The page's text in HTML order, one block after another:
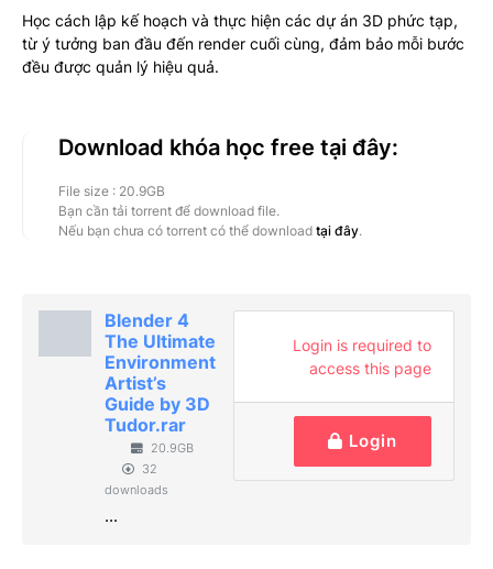
Học cách lập kế hoạch và thực hiện các dự án 3D phức tạp,
từ ý tưởng ban đầu đến render cuối cùng, đảm bảo mỗi bước
đều được quản lý hiệu quả.
Download khóa học free tại đây:
File size : 20.9GB
Bạn cần tải torrent để download file.
Nếu bạn chưa có torrent có thể download tại đây.
Blender 4
The Ultimate
Environment
Artist’s
Guide by 3D
Tudor.rar
20.9GB
32
downloads
...
Login is required to
access this page
Login